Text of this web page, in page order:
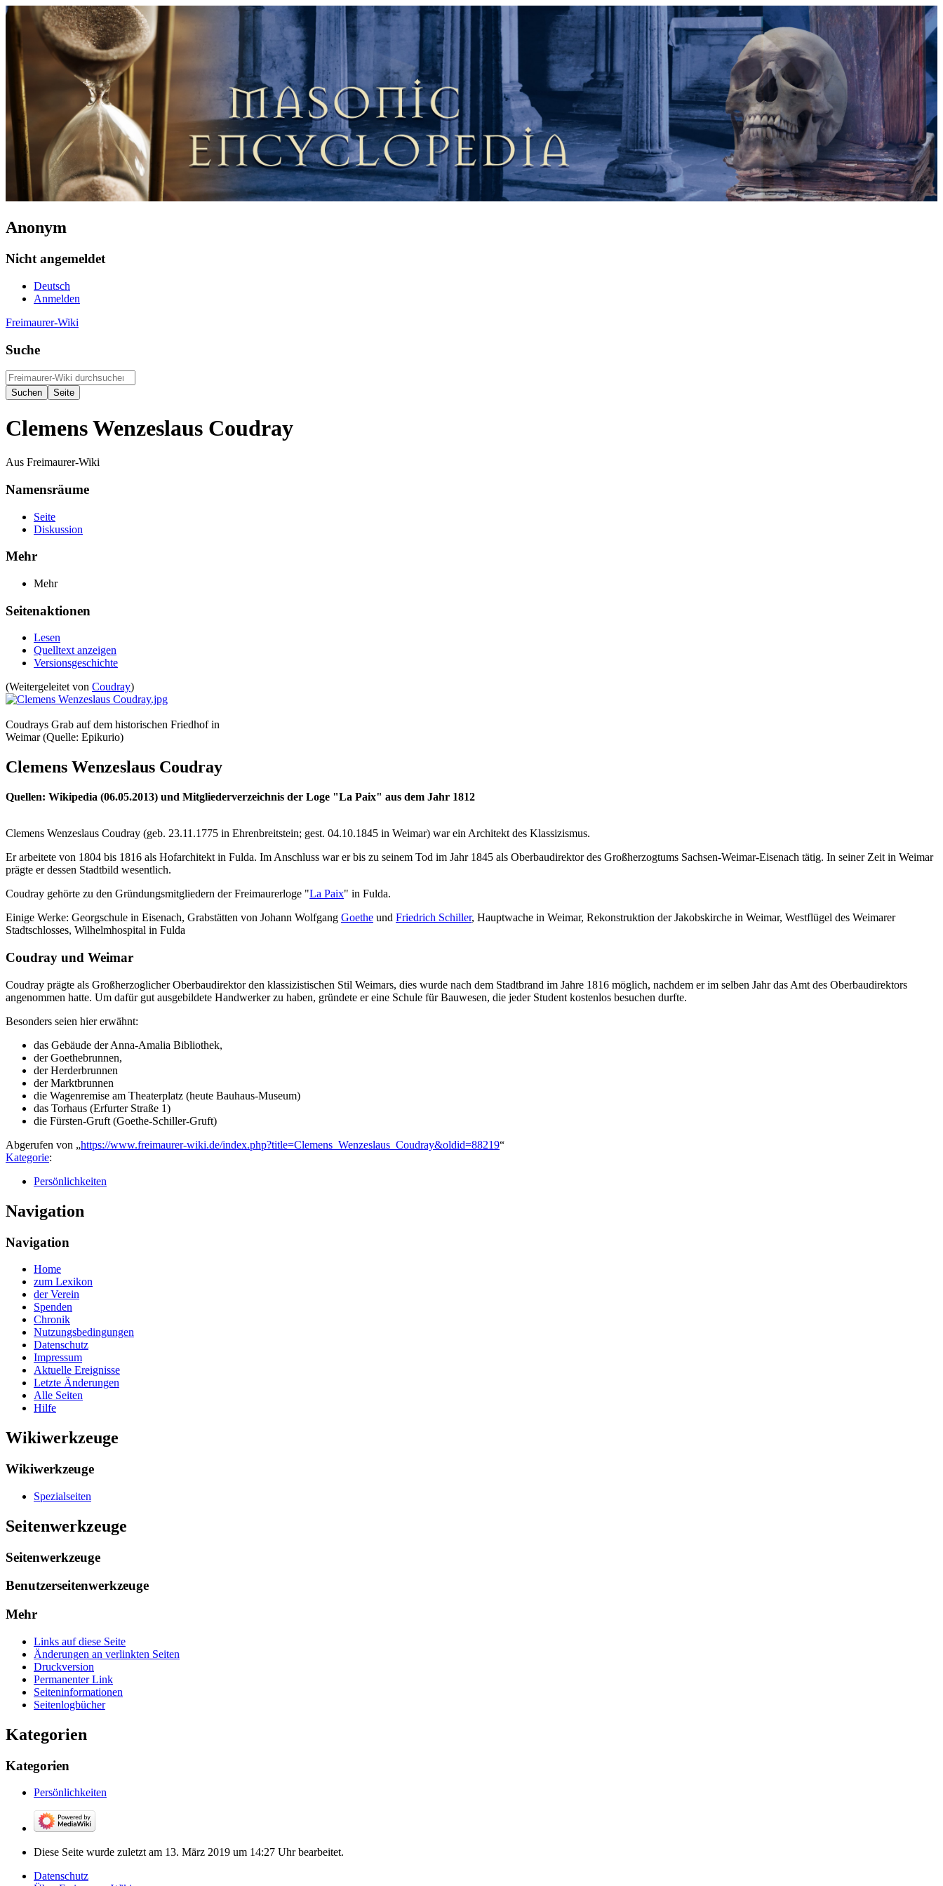
Anonym
Nicht angemeldet
Deutsch
Anmelden
Freimaurer-Wiki
Suche
Clemens Wenzeslaus Coudray
Aus Freimaurer-Wiki
Namensräume
Seite
Diskussion
Mehr
Mehr
Seitenaktionen
Lesen
Quelltext anzeigen
Versionsgeschichte
(Weitergeleitet von Coudray)
Coudrays Grab auf dem historischen Friedhof in
Weimar (Quelle: Epikurio)
Clemens Wenzeslaus Coudray
Quellen: Wikipedia (06.05.2013) und Mitgliederverzeichnis der Loge "La Paix" aus dem Jahr 1812
Clemens Wenzeslaus Coudray (geb. 23.11.1775 in Ehrenbreitstein; gest. 04.10.1845 in Weimar) war ein Architekt des Klassizismus.
Er arbeitete von 1804 bis 1816 als Hofarchitekt in Fulda. Im Anschluss war er bis zu seinem Tod im Jahr 1845 als Oberbaudirektor des Großherzogtums Sachsen-Weimar-Eisenach tätig. In seiner Zeit in Weimar
prägte er dessen Stadtbild wesentlich.
Coudray gehörte zu den Gründungsmitgliedern der Freimaurerloge "La Paix" in Fulda.
Einige Werke: Georgschule in Eisenach, Grabstätten von Johann Wolfgang Goethe und Friedrich Schiller, Hauptwache in Weimar, Rekonstruktion der Jakobskirche in Weimar, Westflügel des Weimarer
Stadtschlosses, Wilhelmhospital in Fulda
Coudray und Weimar
Coudray prägte als Großherzoglicher Oberbaudirektor den klassizistischen Stil Weimars, dies wurde nach dem Stadtbrand im Jahre 1816 möglich, nachdem er im selben Jahr das Amt des Oberbaudirektors
angenommen hatte. Um dafür gut ausgebildete Handwerker zu haben, gründete er eine Schule für Bauwesen, die jeder Student kostenlos besuchen durfte.
Besonders seien hier erwähnt:
das Gebäude der Anna-Amalia Bibliothek,
der Goethebrunnen,
der Herderbrunnen
der Marktbrunnen
die Wagenremise am Theaterplatz (heute Bauhaus-Museum)
das Torhaus (Erfurter Straße 1)
die Fürsten-Gruft (Goethe-Schiller-Gruft)
Abgerufen von „https://www.freimaurer-wiki.de/index.php?title=Clemens_Wenzeslaus_Coudray&oldid=88219“
Kategorie:
Persönlichkeiten
Navigation
Navigation
Home
zum Lexikon
der Verein
Spenden
Chronik
Nutzungsbedingungen
Datenschutz
Impressum
Aktuelle Ereignisse
Letzte Änderungen
Alle Seiten
Hilfe
Wikiwerkzeuge
Wikiwerkzeuge
Spezialseiten
Seitenwerkzeuge
Seitenwerkzeuge
Benutzerseitenwerkzeuge
Mehr
Links auf diese Seite
Änderungen an verlinkten Seiten
Druckversion
Permanenter Link
Seiten­­informationen
Seitenlogbücher
Kategorien
Kategorien
Persönlichkeiten
Diese Seite wurde zuletzt am 13. März 2019 um 14:27 Uhr bearbeitet.
Datenschutz